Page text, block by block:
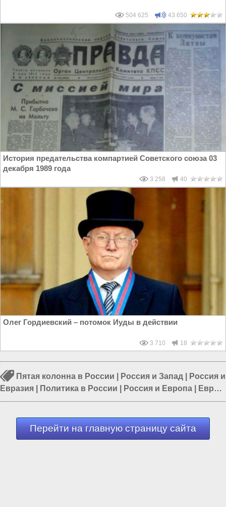
504 625 43 650
История предательства компартией Советского союза 03
декабря 1989 года
3 258 40
Олег Гордиевский – потомок Иуды в действии
3 710 18
Пятая колонна в России Россия и Запад
Россия и
Евразия
Политика в России Россия и Европа
Евреи
и Россия|Россия и Украина
Перейти на главную страницу сайта